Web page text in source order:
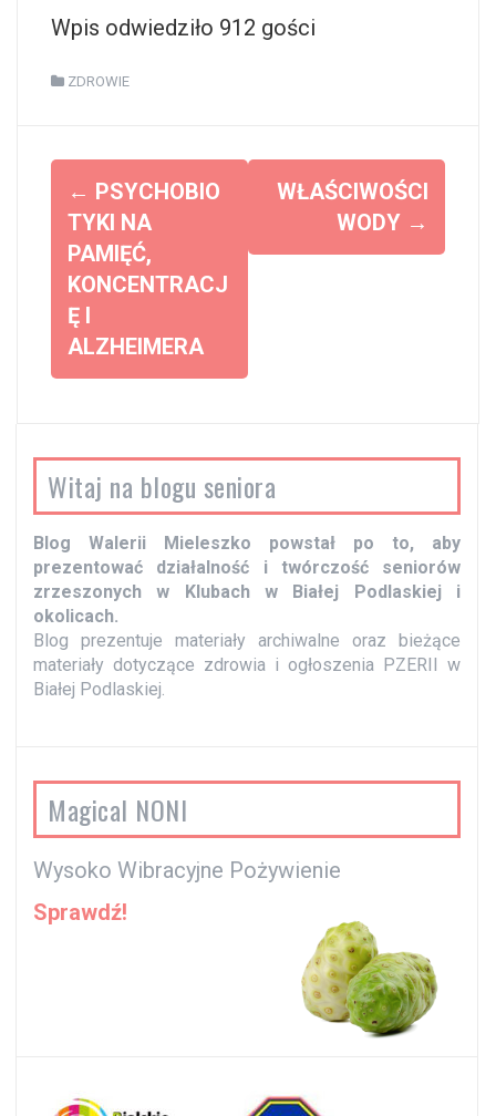
Wpis odwiedziło 912 gości
ZDROWIE
z
i
s
y
← PSYCHOBIO
TYKI NA
PAMIĘĆ,
KONCENTRACJ
Ę I
ALZHEIMERA
WŁAŚCIWOŚCI
WODY →
Witaj na blogu seniora
Blog Walerii Mieleszko powstał po to, aby
prezentować działalność i twórczość seniorów
zrzeszonych w Klubach w Białej Podlaskiej i
okolicach.
Blog prezentuje materiały archiwalne oraz bieżące
materiały dotyczące zdrowia i ogłoszenia PZERII w
Białej Podlaskiej.
Magical NONI
Wysoko Wibracyjne Pożywienie
Sprawdź!